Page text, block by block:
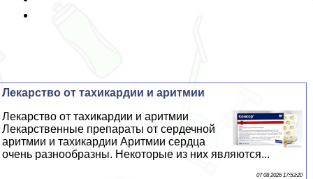
Лекарство от тахикардии и аритмии
Лекарство от тахикардии и аритмии
Лекарственные препараты от сердечной
аритмии и тахикардии Аритмии сердца
очень разнообразны. Некоторые из них являются...
07 08 2026 17:53:20